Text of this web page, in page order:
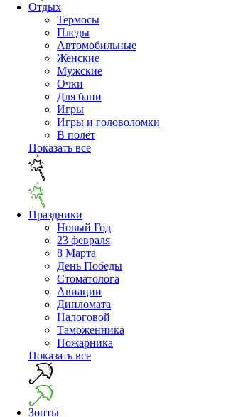
Отдых
Термосы
Пледы
Автомобильные
Женские
Мужские
Очки
Для бани
Игры
Игры и головоломки
В полёт
Показать все
Праздники
Новый Год
23 февраля
8 Марта
День Победы
Cтоматолога
Авиации
Дипломата
Налоговой
Таможенника
Пожарника
Показать все
Зонты